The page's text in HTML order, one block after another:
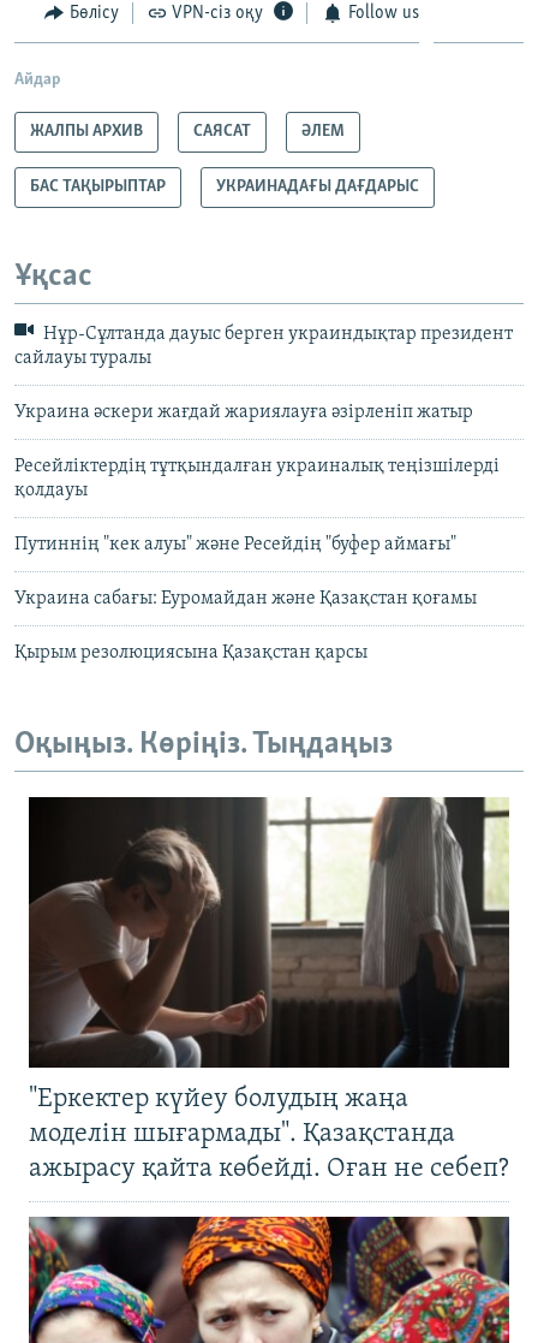
Бөлісу VPN-сіз оқу Follow us
Айдар
ЖАЛПЫ АРХИВ САЯСАТ ӘЛЕМ
БАС ТАҚЫРЫПТАР УКРАИНАДАҒЫ ДАҒДАРЫС
Ұқсас
Нұр-Сұлтанда дауыс берген украиндықтар президент
сайлауы туралы
Украина әскери жағдай жариялауға әзірленіп жатыр
Ресейліктердің тұтқындалған украиналық теңізшілерді
қолдауы
Путиннің "кек алуы" және Ресейдің "буфер аймағы"
Украина сабағы: Еуромайдан және Қазақстан қоғамы
Қырым резолюциясына Қазақстан қарсы
Оқыңыз. Көріңіз. Тыңдаңыз
"Еркектер күйеу болудың жаңа
моделін шығармады". Қазақстанда
ажырасу қайта көбейді. Оған не себеп?